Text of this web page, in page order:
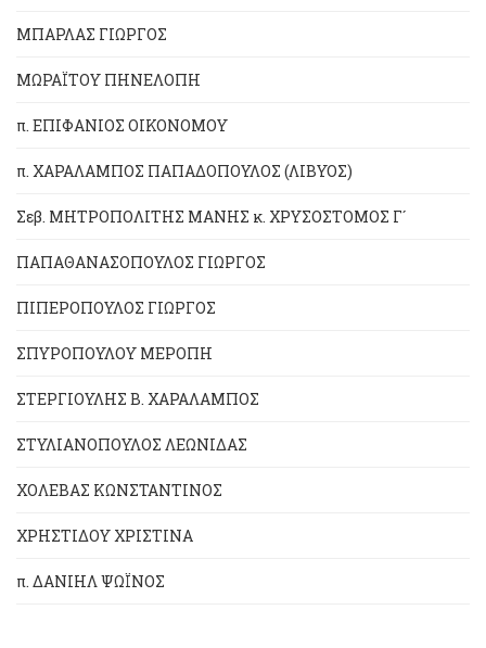
ΜΠΑΡΛΑΣ ΓΙΩΡΓΟΣ
ΜΩΡΑΪΤΟΥ ΠΗΝΕΛΟΠΗ
π. ΕΠΙΦΑΝΙΟΣ ΟΙΚΟΝΟΜΟΥ
π. ΧΑΡΑΛΑΜΠΟΣ ΠΑΠΑΔΟΠΟΥΛΟΣ (ΛΙΒΥΟΣ)
Σεβ. ΜΗΤΡΟΠΟΛΙΤΗΣ ΜΑΝΗΣ κ. ΧΡΥΣΟΣΤΟΜΟΣ Γ´
ΠΑΠΑΘΑΝΑΣΟΠΟΥΛΟΣ ΓΙΩΡΓΟΣ
ΠΙΠΕΡΟΠΟΥΛΟΣ ΓΙΩΡΓΟΣ
ΣΠΥΡΟΠΟΥΛΟΥ ΜΕΡΟΠΗ
ΣΤΕΡΓΙΟΥΛΗΣ Β. ΧΑΡΑΛΑΜΠΟΣ
ΣΤΥΛΙΑΝΟΠΟΥΛΟΣ ΛΕΩΝΙΔΑΣ
ΧΟΛΕΒΑΣ ΚΩΝΣΤΑΝΤΙΝΟΣ
ΧΡΗΣΤΙΔΟΥ ΧΡΙΣΤΙΝΑ
π. ΔΑΝΙΗΛ ΨΩΪΝΟΣ